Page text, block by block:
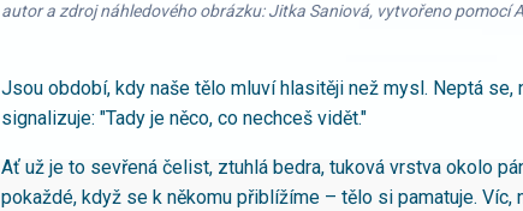
autor a zdroj náhledového obrázku: Jitka Saniová, vytvořeno pomocí
Jsou období, kdy naše tělo mluví hlasitěji než mysl. Neptá se,
signalizuje: "Tady je něco, co nechceš vidět."
Ať už je to sevřená čelist, ztuhlá bedra, tuková vrstva okolo
pokaždé, když se k někomu přiblížíme – tělo si pamatuje. Víc,